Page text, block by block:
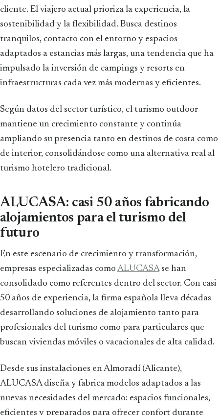
cliente. El viajero actual prioriza la experiencia, la
sostenibilidad y la flexibilidad. Busca destinos
tranquilos, contacto con el entorno y espacios
adaptados a estancias más largas, una tendencia que ha
impulsado la inversión de campings y resorts en
infraestructuras cada vez más modernas y eficientes.
Según datos del sector turístico, el turismo outdoor
mantiene un crecimiento constante y continúa
ampliando su presencia tanto en destinos de costa como
de interior, consolidándose como una alternativa real al
turismo hotelero tradicional.
ALUCASA: casi 50 años fabricando
alojamientos para el turismo del
futuro
En este escenario de crecimiento y transformación,
empresas especializadas como ALUCASAse han
consolidado como referentes dentro del sector. Con casi
50 años de experiencia, la firma española lleva décadas
desarrollando soluciones de alojamiento tanto para
profesionales del turismo como para particulares que
buscan viviendas móviles o vacacionales de alta calidad.
Desde sus instalaciones en Almoradí (Alicante),
ALUCASA diseña y fabrica modelos adaptados a las
nuevas necesidades del mercado: espacios funcionales,
eficientes y preparados para ofrecer confort durante